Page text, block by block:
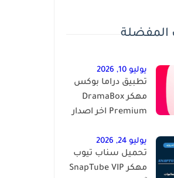
المفضلة
يوليو 10, 2026
تطبيق دراما بوكس
مهكر DramaBox
Premium اخر اصدار
يوليو 24, 2026
تحميل سناب تيوب
مهكر SnapTube VIP